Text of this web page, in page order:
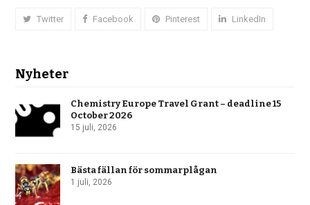
Twitter Facebook Pinterest LinkedIn
Nyheter
Chemistry Europe Travel Grant – deadline 15
October 2026
15 juli, 2026
Bästa fällan för sommarplågan
1 juli, 2026